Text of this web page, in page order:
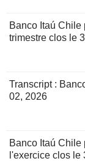
Banco Itaú Chile
trimestre clos le
Transcript :
02, 2026
Banco Itaú
l'exercice clos le